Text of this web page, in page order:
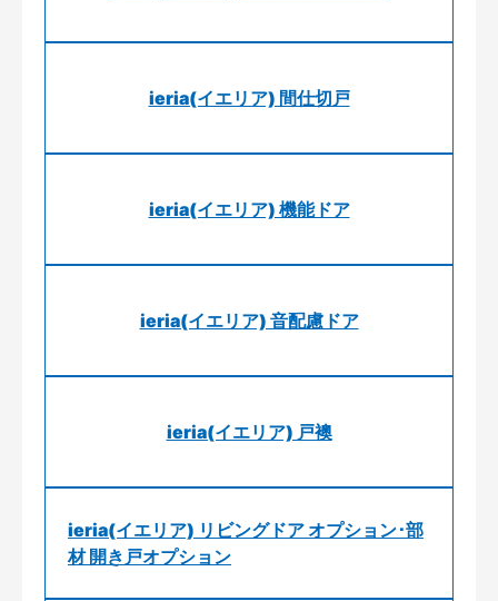
ieria(イエリア) 間仕切戸
ieria(イエリア) 機能ドア
ieria(イエリア) 音配慮ドア
ieria(イエリア) 戸襖
ieria(イエリア) リビングドア オプション･部
材 開き戸オプション